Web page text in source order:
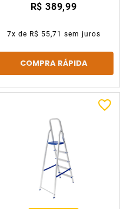
R$ 389,99
7x de R$ 55,71 sem juros
COMPRA RÁPIDA